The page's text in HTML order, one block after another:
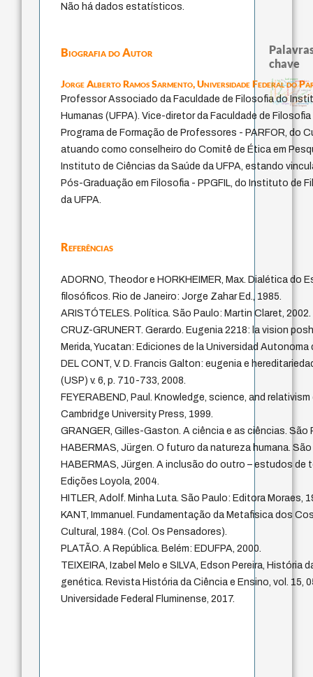
Não há dados estatísticos.
Biografia do Autor
Jorge Alberto Ramos Sarmento,Universidade Federal do
Professor Associado da Faculdade de Filosofia do
Humanas (UFPA). Vice-diretor da Faculdade de
Programa de Formação de Professores - PARFOR, do
atuando como conselheiro do Comitê de Ética em
Instituto de Ciências da Saúde da UFPA, estando
Pós-Graduação em Filosofia - PPGFIL, do Instituto de
da UFPA.
Referências
ADORNO, Theodor e HORKHEIMER, Max. Dialética do
filosóficos. Rio de Janeiro: Jorge Zahar Ed., 1985.
ARISTÓTELES. Política. São Paulo: Martin Claret, 2002.
CRUZ-GRUNERT. Gerardo. Eugenia 2218: la vision
Merida, Yucatan: Ediciones de la Universidad Autonoma
DEL CONT, V. D. Francis Galton: eugenia e
(USP) v. 6, p. 710-733, 2008.
FEYERABEND, Paul. Knowledge, science, and
Cambridge University Press, 1999.
GRANGER, Gilles-Gaston. A ciência e as ciências. São
HABERMAS, Jürgen. O futuro da natureza humana.
HABERMAS, Jürgen. A inclusão do outro – estudos de
Edições Loyola, 2004.
HITLER, Adolf. Minha Luta. São Paulo: Editora Moraes,
KANT, Immanuel. Fundamentação da Metafisica dos
Cultural, 1984. (Col. Os Pensadores).
PLATÃO. A República. Belém: EDUFPA, 2000.
TEIXEIRA, Izabel Melo e SILVA, Edson Pereira, História
genética. Revista História da Ciência e Ensino, vol. 15,
Universidade Federal Fluminense, 2017.
chave
comunidade
giustiziaprincípios políticos
justiçadesobediência civil
consciência
metaphysics
criticism
filosofar
esperança
vida anímica
georg simmelgeorg lukács
intuição
henri bergson
karl popper
segunda tópica ser-aí
certeza
klemperer
aesthetics
citizenship
temor
dominação carne
aflição
alegria